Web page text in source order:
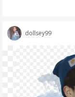
dollsey99